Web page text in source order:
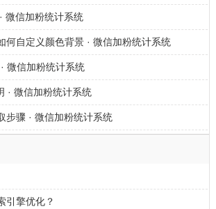
微信加粉统计系统
何自定义颜色背景 · 微信加粉统计系统
微信加粉统计系统
· 微信加粉统计系统
步骤 · 微信加粉统计系统
引擎优化？